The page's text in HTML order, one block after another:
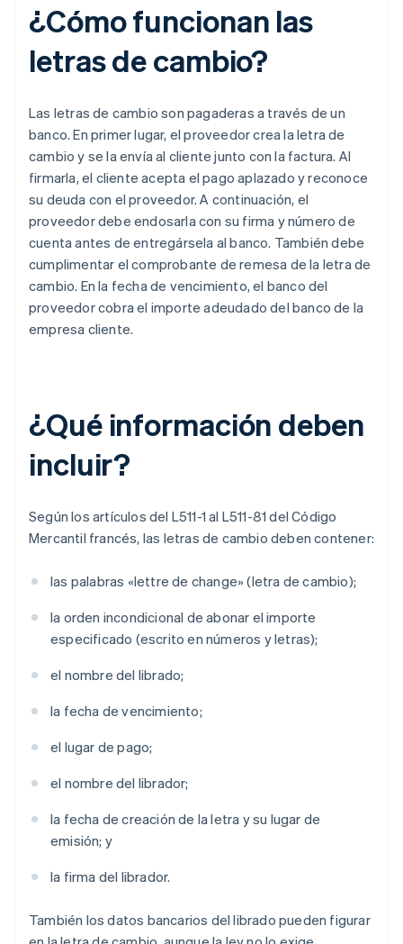
¿Cómo funcionan las
letras de cambio?
Las letras de cambio son pagaderas a través de un
banco. En primer lugar, el proveedor crea la letra de
cambio y se la envía al cliente junto con la factura. Al
firmarla, el cliente acepta el pago aplazado y reconoce
su deuda con el proveedor. A continuación, el
proveedor debe endosarla con su firma y número de
cuenta antes de entregársela al banco. También debe
cumplimentar el comprobante de remesa de la letra de
cambio. En la fecha de vencimiento, el banco del
proveedor cobra el importe adeudado del banco de la
empresa cliente.
¿Qué información deben
incluir?
Según los artículos del L511-1 al L511-81 del Código
Mercantil francés, las letras de cambio deben contener:
las palabras «lettre de change» (letra de cambio);
la orden incondicional de abonar el importe
especificado (escrito en números y letras);
el nombre del librado;
la fecha de vencimiento;
el lugar de pago;
el nombre del librador;
la fecha de creación de la letra y su lugar de
emisión; y
la firma del librador.
También los datos bancarios del librado pueden figurar